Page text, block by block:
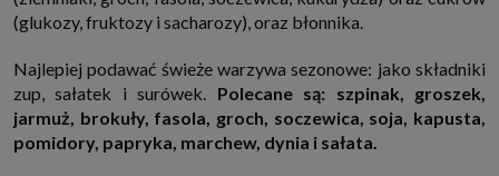
(glukozy, fruktozy i sacharozy), oraz błonnika.
Najlepiej podawać świeże warzywa sezonowe: jako składniki
zup, sałatek i surówek. Polecane są: szpinak, groszek,
jarmuż, brokuły, fasola, groch, soczewica, soja, kapusta,
pomidory, papryka, marchew, dynia i sałata.